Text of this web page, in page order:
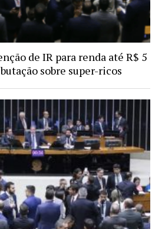
de IR para renda até R$ 5
sobre super-ricos